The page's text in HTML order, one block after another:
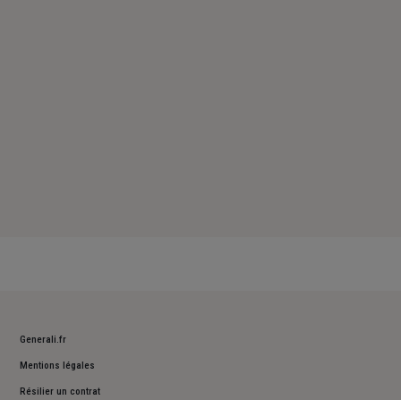
Generali.fr
Mentions légales
Résilier un contrat